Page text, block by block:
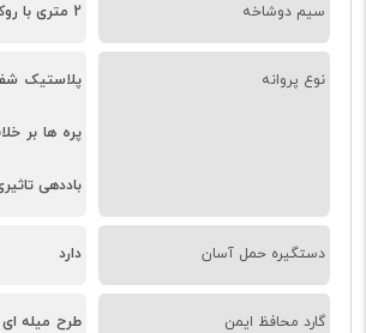
سیم دوشاخه 2 متری با روکش PVC
نوع پروانه
پره ها بر
باددهی
دستگیره حمل آسان دارد
گارد محافظ ايمن طرح میله ای